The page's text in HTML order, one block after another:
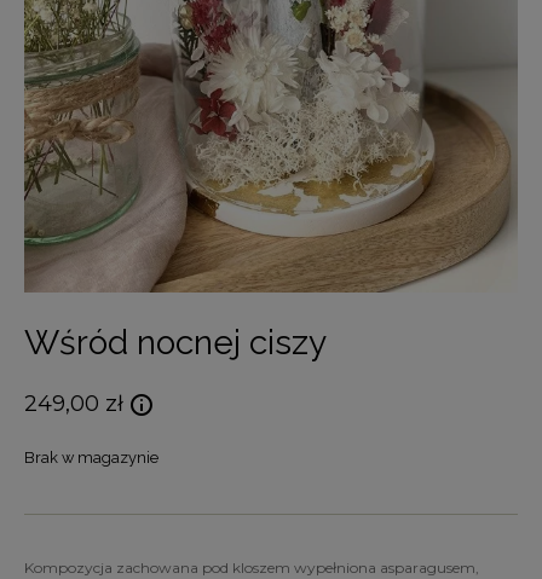
Wśród nocnej ciszy
249,00 zł
Brak w magazynie
Kompozycja zachowana pod kloszem wypełniona asparagusem,